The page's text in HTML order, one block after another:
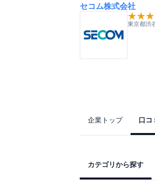
セコム株式会社
東京都渋
企業トップ 口コ
カテゴリから探す